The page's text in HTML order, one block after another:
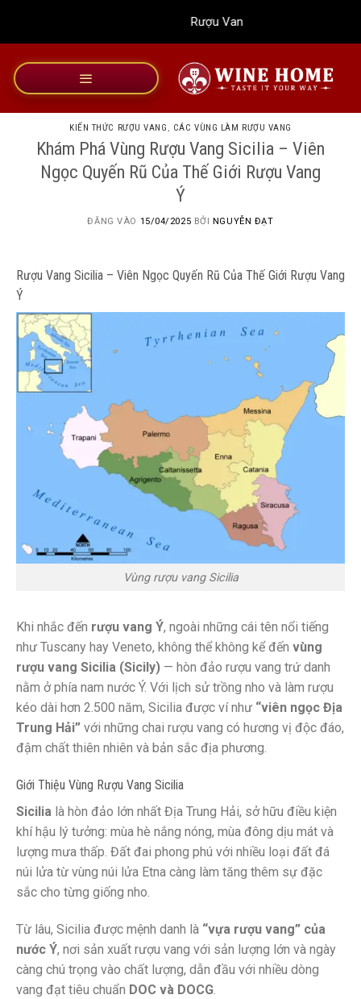
dung
Rượu Vang Wine Home
KIẾN THỨC RƯỢU VANG , CÁC VÙNG LÀM RƯỢU VANG
Khám Phá Vùng Rượu Vang Sicilia – Viên
Ngọc Quyến Rũ Của Thế Giới Rượu Vang
Ý
ĐĂNG VÀO 15/04/2025 BỞI NGUYỄN ĐẠT
Rượu Vang Sicilia – Viên Ngọc Quyến Rũ Của Thế Giới Rượu Vang
Ý
Vùng rượu vang Sicilia
Khi nhắc đến rượu vang Ý, ngoài những cái tên nổi tiếng
như Tuscany hay Veneto, không thể không kể đến vùng
rượu vang Sicilia (Sicily) — hòn đảo rượu vang trứ danh
nằm ở phía nam nước Ý. Với lịch sử trồng nho và làm rượu
kéo dài hơn 2.500 năm, Sicilia được ví như “viên ngọc Địa
Trung Hải” với những chai rượu vang có hương vị độc đáo,
đậm chất thiên nhiên và bản sắc địa phương.
Giới Thiệu Vùng Rượu Vang Sicilia
Sicilia là hòn đảo lớn nhất Địa Trung Hải, sở hữu điều kiện
khí hậu lý tưởng: mùa hè nắng nóng, mùa đông dịu mát và
lượng mưa thấp. Đất đai phong phú với nhiều loại đất đá
núi lửa từ vùng núi lửa Etna càng làm tăng thêm sự đặc
sắc cho từng giống nho.
Từ lâu, Sicilia được mệnh danh là “vựa rượu vang” của
nước Ý, nơi sản xuất rượu vang với sản lượng lớn và ngày
càng chú trọng vào chất lượng, dẫn đầu với nhiều dòng
vang đạt tiêu chuẩn DOC và DOCG.